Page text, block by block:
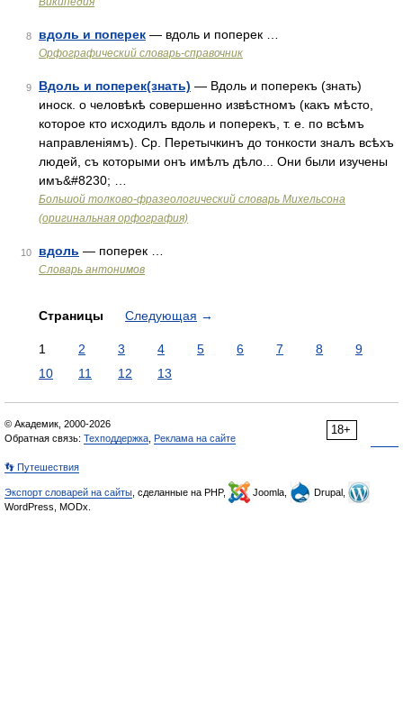
8 вдоль и поперек — вдоль и поперек …
Орфографический словарь-справочник
9 Вдоль и поперек(знать) — Вдоль и поперекъ (знать)
иноск. о человѣкѣ совершенно извѣстномъ (какъ мѣсто,
которое кто исходилъ вдоль и поперекъ, т. е. по всѣмъ
направленіямъ). Ср. Перетычкинъ до тонкости зналъ всѣхъ
людей, съ которыми онъ имѣлъ дѣло... Они были изучены
имъ&#8230; …
Большой толково-фразеологический словарь Михельсона
(оригинальная орфография)
10 вдоль — поперек …
Словарь антонимов
Страницы Следующая →
1 2 3 4 5 6 7 8
9
10
11 12 13
18+
© Академик, 2000-2026
Обратная связь: Техподдержка Реклама на сайте
👣 Путешествия
Экспорт словарей на сайты , сделанные на PHP, Joomla,
Drupal,
WordPress, MODx.